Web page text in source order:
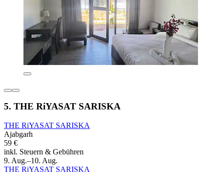
5. THE RiYASAT SARISKA
THE RiYASAT SARISKA
Ajabgarh
59 €
inkl. Steuern & Gebühren
9. Aug.–10. Aug.
THE RiYASAT SARISKA